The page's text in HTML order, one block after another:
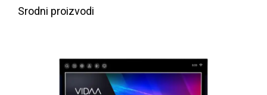
Srodni proizvodi